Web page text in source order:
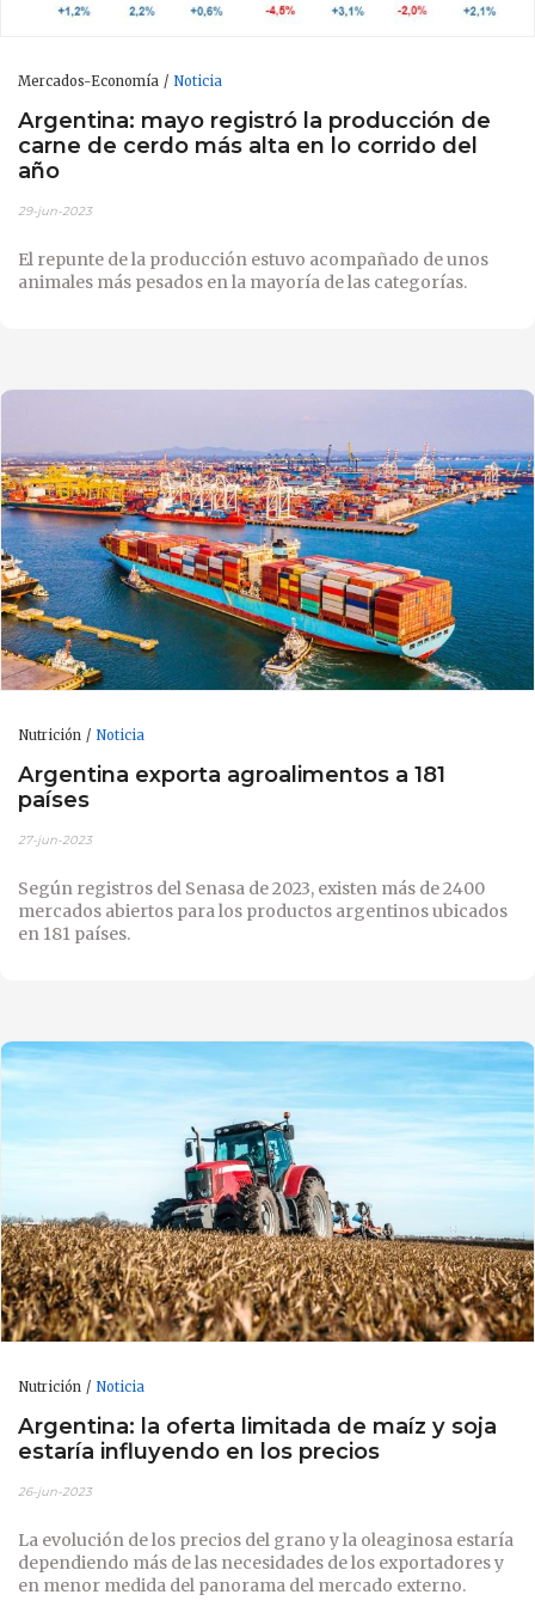
Mercados-Economía Noticia
Argentina: mayo registró la producción de
carne de cerdo más alta en lo corrido del
año
29-jun-2023
El repunte de la producción estuvo acompañado de unos
animales más pesados en la mayoría de las categorías.
Nutrición Noticia
Argentina exporta agroalimentos a 181
países
27-jun-2023
Según registros del Senasa de 2023, existen más de 2400
mercados abiertos para los productos argentinos ubicados
en 181 países.
Nutrición Noticia
Argentina: la oferta limitada de maíz y soja
estaría influyendo en los precios
26-jun-2023
La evolución de los precios del grano y la oleaginosa estaría
dependiendo más de las necesidades de los exportadores y
en menor medida del panorama del mercado externo.